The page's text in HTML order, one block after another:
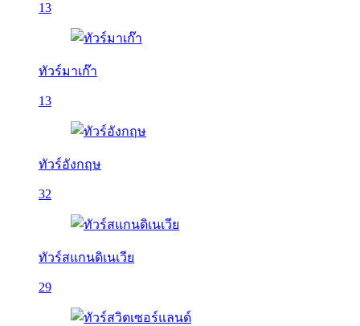
13
ทัวร์มาเก๊า
13
ทัวร์อังกฤษ
32
ทัวร์สแกนดิเนเวีย
29